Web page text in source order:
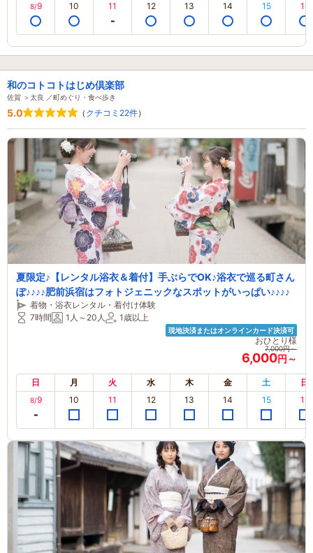
8/9 10 11 12 13 14 15 16
和のコトコトはじめ倶楽部
佐賀 ＞太良 ／町めぐり・食べ歩き
5.0 （ クチコミ22件）
夏限定♪【レンタル浴衣＆着付】手ぶらでOK♪浴衣で巡る町さん
ぽ♪♪♪♪肥前浜宿はフォトジェニックなスポットがいっぱい♪♪♪♪
着物・浴衣レンタル・着付け体験
7時間
1人～20人 1歳以上
現地決済またはオンラインカード決済可
おひとり様
7,000円～
6,000円～
日 月 火 水 木 金 土 日
8/9 10 11 12 13 14 15 16